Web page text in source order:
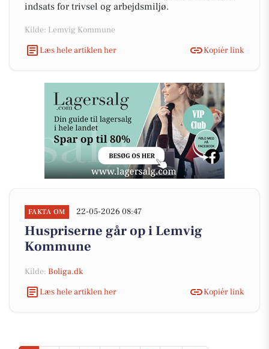
indsats for trivsel og arbejdsmiljø.
Kilde: Lemvig Kommune
Læs hele artiklen her
Kopiér link
FAKTA OM 22-05-2026 08:47
Huspriserne går op i Lemvig
Kommune
Kilde: Boliga.dk
Læs hele artiklen her
Kopiér link